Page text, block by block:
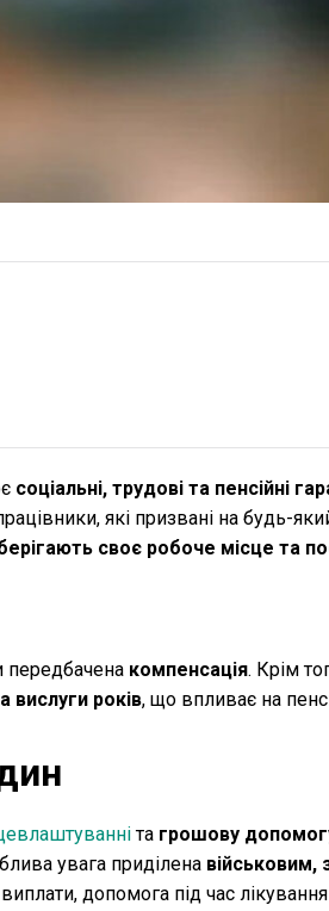
соціальні, трудові та пенсійні
які призвані на будь-
своє робоче місце та
передбачена компенсація. Крім
вислуги років, що впливає на
та грошову
увага приділена військовим,
допомога під час